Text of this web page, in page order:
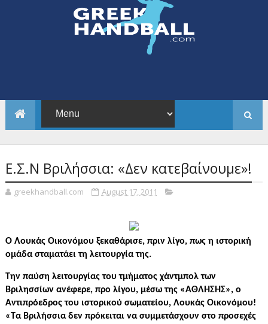
Ε.Σ.Ν Βριλήσσια: «Δεν κατεβαίνουμε»!
greekhandball.com August 17, 2011
Ο Λουκάς Οικονόμου ξεκαθάρισε, πριν λίγο, πως η ιστορική
ομάδα σταματάει τη λειτουργία της.
Την παύση λειτουργίας του τμήματος χάντμπολ των
Βριλησσίων ανέφερε, προ λίγου, μέσω της «ΑΘΛΗΣΗΣ», ο
Αντιπρόεδρος του ιστορικού σωματείου, Λουκάς Οικονόμου!
«Τα Βριλήσσια δεν πρόκειται να συμμετάσχουν στο προσεχές